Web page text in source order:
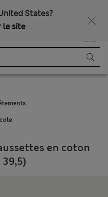
States?
le site
Panier
en coton